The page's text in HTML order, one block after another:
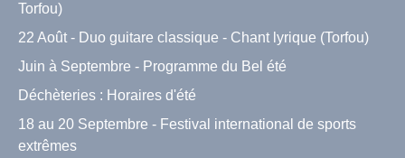
Torfou)
22 Août - Duo guitare classique - Chant lyrique (Torfou)
Juin à Septembre - Programme du Bel été
Déchèteries : Horaires d'été
18 au 20 Septembre - Festival international de sports
extrêmes